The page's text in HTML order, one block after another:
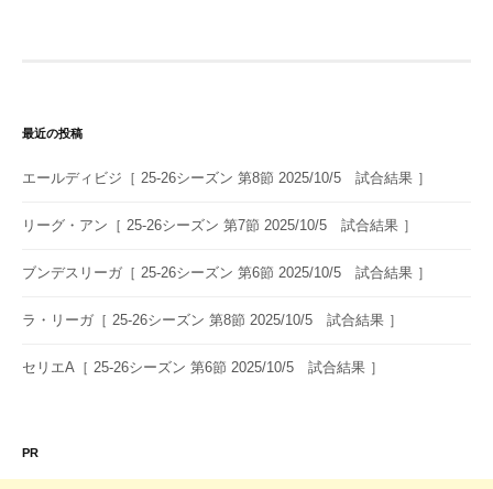
ョ
ン
最近の投稿
エールディビジ［ 25-26シーズン 第8節 2025/10/5 試合結果 ］
リーグ・アン［ 25-26シーズン 第7節 2025/10/5 試合結果 ］
ブンデスリーガ［ 25-26シーズン 第6節 2025/10/5 試合結果 ］
ラ・リーガ［ 25-26シーズン 第8節 2025/10/5 試合結果 ］
セリエA［ 25-26シーズン 第6節 2025/10/5 試合結果 ］
PR